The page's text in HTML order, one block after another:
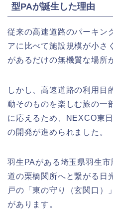
型PAが誕生した理由
従来の高速道路のパーキン
アに比べて施設規模が小さ
があるだけの無機質な場所
しかし、高速道路の利用目
動そのものを楽しむ旅の一
に応えるため、NEXCO東
の開発が進められました。
羽生PAがある埼玉県羽生
道の栗橋関所へと繋がる日
戸の「東の守り（玄関口）
があります。